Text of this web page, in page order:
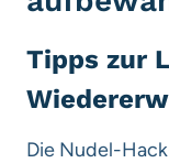
Tipps zur
Die Nudel-